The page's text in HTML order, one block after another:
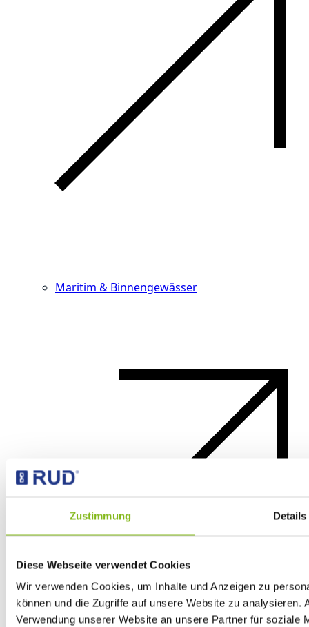
Zustimmung Details
Diese Webseite verwendet Cookies
Wir verwenden Cookies, um Inhalte und Anzeigen zu
können und die Zugriffe auf unsere Website zu analysieren.
Verwendung unserer Website an unsere Partner für soziale
Maritim & Binnengewässer